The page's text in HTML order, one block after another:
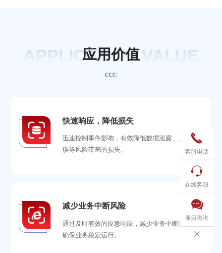
APPLICATION VALUE
应用价值
快速响应，降低损失
迅速控制事件影响，有效降低数据泄露、系统瘫
痪等风险带来的损失。
减少业务中断风险
通过及时有效的应急响应，减少业务中断时间，
确保业务稳定运行。

客服电话

在线客服

项目咨询
